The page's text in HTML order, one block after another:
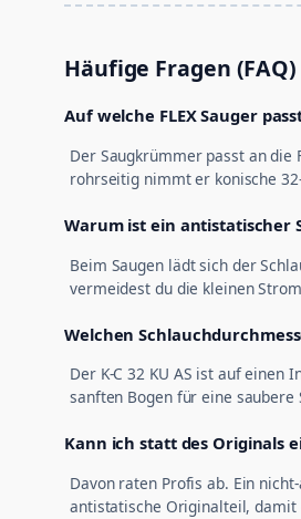
Häufige Fragen (FAQ)
Auf welche FLEX Sauger
Der Saugkrümmer passt an die
rohrseitig nimmt er konische
Warum ist ein antistatischer
Beim Saugen lädt sich der
vermeidest du die kleinen
Welchen
Der K-C 32 KU AS ist auf
sanften Bogen für eine
Kann ich statt des Originals
Davon raten Profis ab. Ein
antistatische Originalteil, damit